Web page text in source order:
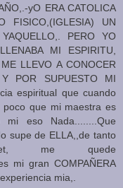
yO ERA CATOLICA
FISICO,(IGLESIA) UN
PERO YO
MI ESPIRITU,
LLEVO A CONOCER
Y POR SUPUESTO MI
espiritual que cuando
que mi maestra es
mi eso Nada........Que
supe de ELLA,,de tanto
me quede
mi gran COMPAÑERA
mia,.